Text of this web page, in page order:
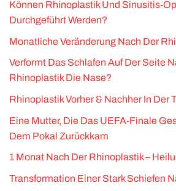
Können Rhinoplastik Und Sinusitis-
Durchgeführt Werden?
Monatliche Veränderung Nach Der
Verformt Das Schlafen Auf Der Seite
Rhinoplastik Die Nase?
Rhinoplastik Vorher & Nachher In Der
Eine Mutter, Die Das UEFA-Finale
Dem Pokal Zurückkam
1 Monat Nach Der Rhinoplastik –
Transformation Einer Stark Schiefen